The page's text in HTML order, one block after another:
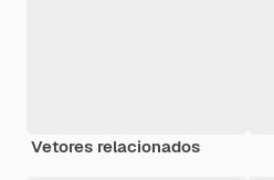
Vetores relacionados